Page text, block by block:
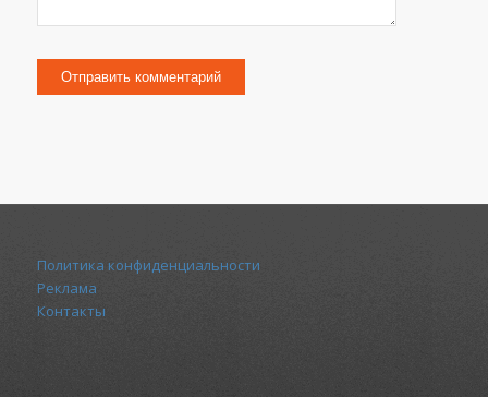
Политика конфиденциальности
Реклама
Контакты